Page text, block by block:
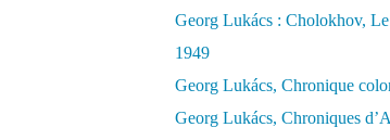
Georg Lukács : Cholokhov,
1949
Georg Lukács, Chronique
Georg Lukács, Chroniques